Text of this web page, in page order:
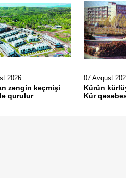
2026
zəngin keçmişi
qurulur
07 Avqust
Kürün
Kür